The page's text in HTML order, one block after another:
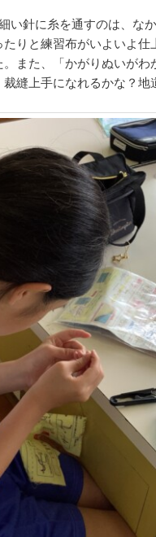
針に糸を通すのは、な
りと練習布がいよいよ
また、「かがりぬいが
縫上手になれるかな？地